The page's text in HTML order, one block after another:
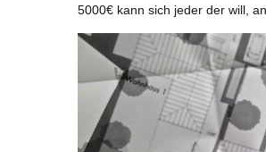
5000€ kann sich jeder der will,